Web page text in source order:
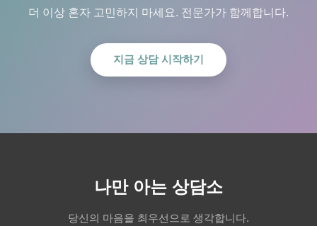
더 이상 혼자 고민하지 마세요. 전문가가 함께합니다.
지금 상담 시작하기
나만 아는 상담소
당신의 마음을 최우선으로 생각합니다.